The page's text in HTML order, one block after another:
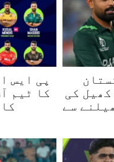
کی
سے
کا ٹیم